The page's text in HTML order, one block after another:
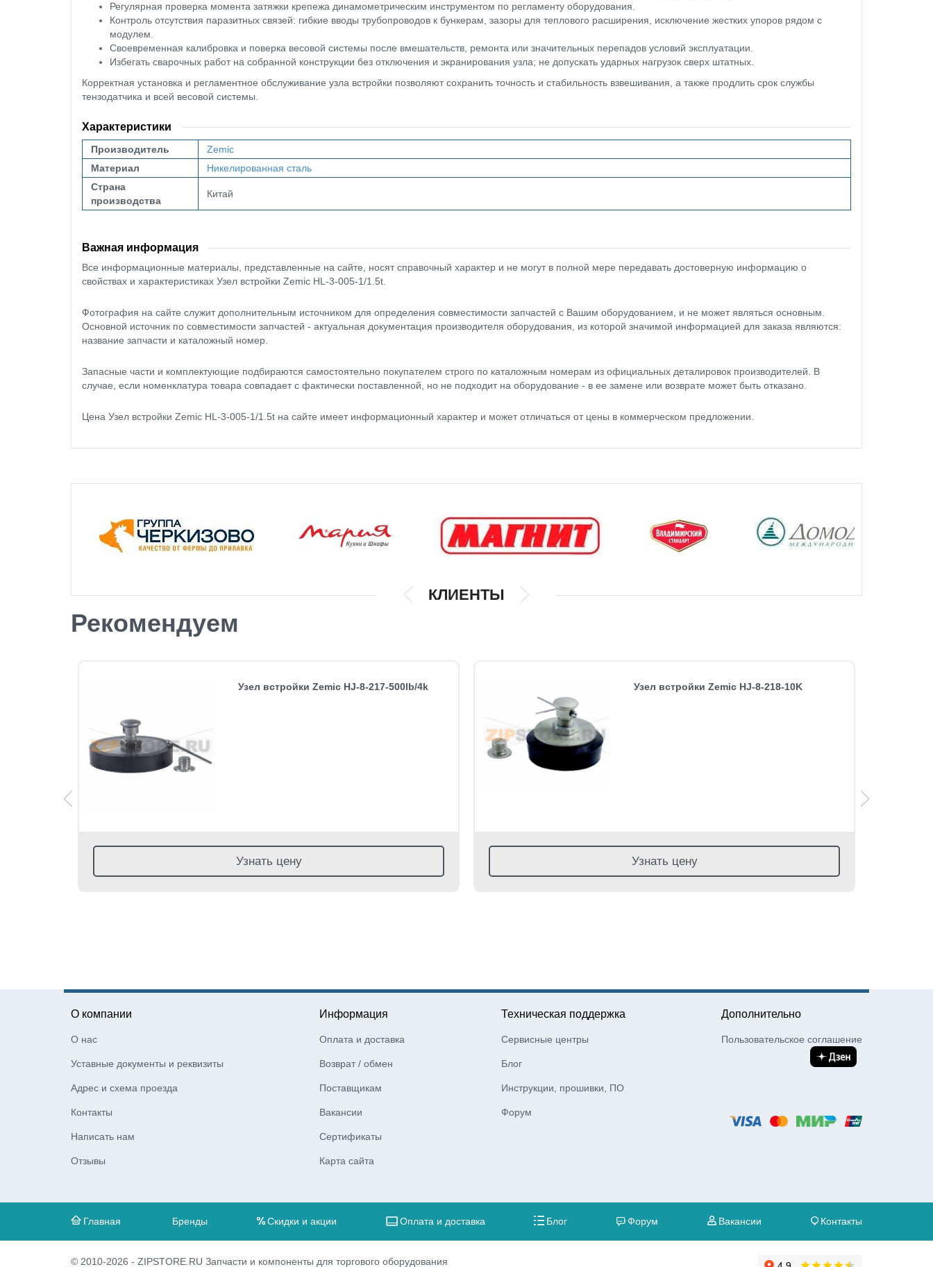
Регулярная проверка момента затяжки крепежа динамометрическим инструментом по регламенту оборудования.
Контроль отсутствия паразитных связей: гибкие вводы трубопроводов к бункерам, зазоры для теплового расширения, исключение жестких упоров рядом с
модулем.
Своевременная калибровка и поверка весовой системы после вмешательств, ремонта или значительных перепадов условий эксплуатации.
Избегать сварочных работ на собранной конструкции без отключения и экранирования узла; не допускать ударных нагрузок сверх штатных.
Корректная установка и регламентное обслуживание узла встройки позволяют сохранить точность и стабильность взвешивания, а также продлить срок службы
тензодатчика и всей весовой системы.
Характеристики
Производитель
Zemic
Материал
Никелированная сталь
Страна
производства
Китай
Важная информация
Все информационные материалы, представленные на сайте, носят справочный характер и не могут в полной мере передавать достоверную информацию о
свойствах и характеристиках Узел встройки Zemic HL-3-005-1/1.5t.
Фотография на сайте служит дополнительным источником для определения совместимости запчастей с Вашим оборудованием, и не может являться основным.
Основной источник по совместимости запчастей - актуальная документация производителя оборудования, из которой значимой информацией для заказа являются:
название запчасти и каталожный номер.
Запасные части и комплектующие подбираются самостоятельно покупателем строго по каталожным номерам из официальных деталировок производителей. В
случае, если номенклатура товара совпадает с фактически поставленной, но не подходит на оборудование - в ее замене или возврате может быть отказано.
Цена Узел встройки Zemic HL-3-005-1/1.5t на сайте имеет информационный характер и может отличаться от цены в коммерческом предложении.
КЛИЕНТЫ
Рекомендуем
Узел встройки Zemic HJ-8-217-500lb/4k
Узнать цену
Узел встройки Zemic HJ-8-218-10K
Узнать цену
О компании
О нас
Уставные документы и реквизиты
Адрес и схема проезда
Контакты
Написать нам
Отзывы
Информация
Оплата и доставка
Возврат / обмен
Поставщикам
Вакансии
Сертификаты
Карта сайта
Техническая поддержка
Сервисные центры
Блог
Инструкции, прошивки, ПО
Форум
Дополнительно
Пользовательское соглашение
Главная Бренды Скидки и акции Оплата и доставка Блог Форум Вакансии Контакты
© 2010-2026 - ZIPSTORE.RU Запчасти и компоненты для торгового оборудования